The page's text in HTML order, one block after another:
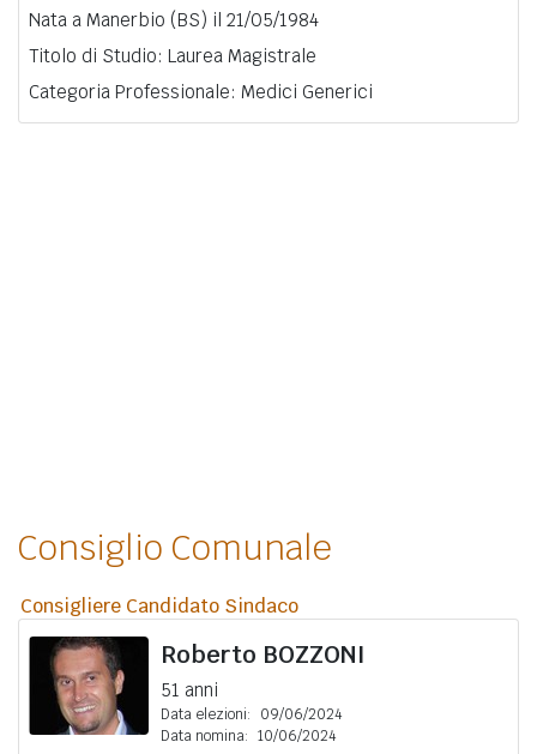
Nata a Manerbio (BS) il 21/05/1984
Titolo di Studio: Laurea Magistrale
Categoria Professionale: Medici Generici
Consiglio Comunale
Consigliere Candidato Sindaco
Roberto BOZZONI
51 anni
Data elezioni:
09/06/2024
Data nomina: 10/06/2024